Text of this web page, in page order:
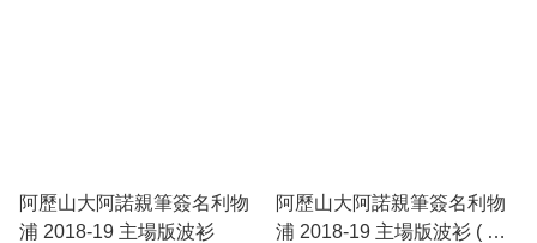
阿歷山大阿諾親筆簽名利物
浦 2018-19 主場版波衫
阿歷山大阿諾親筆簽名利物
浦 2018-19 主場版波衫 ( 傳